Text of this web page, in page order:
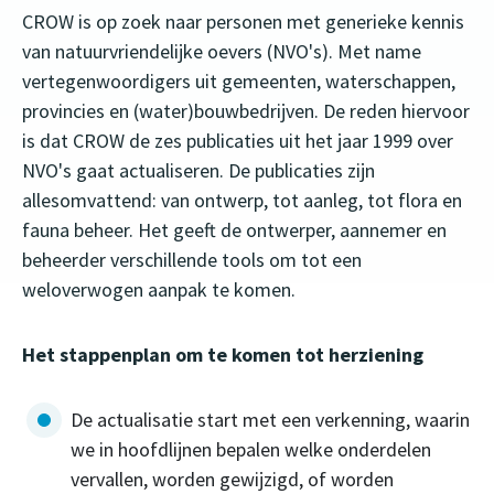
CROW is op zoek naar personen met generieke kennis
van natuurvriendelijke oevers (NVO's). Met name
vertegenwoordigers uit gemeenten, waterschappen,
provincies en (water)bouwbedrijven. De reden hiervoor
is dat CROW de zes publicaties uit het jaar 1999 over
NVO's gaat actualiseren. De publicaties zijn
allesomvattend: van ontwerp, tot aanleg, tot flora en
fauna beheer. Het geeft de ontwerper, aannemer en
beheerder verschillende tools om tot een
weloverwogen aanpak te komen.
Het stappenplan om te komen tot herziening
De actualisatie start met een verkenning, waarin
we in hoofdlijnen bepalen welke onderdelen
vervallen, worden gewijzigd, of worden